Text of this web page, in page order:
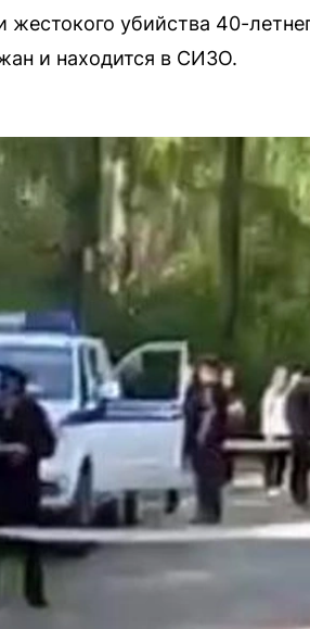
жестокого убийства 40-
и находится в СИЗО.